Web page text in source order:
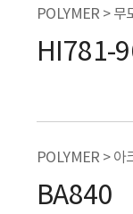
POLYMER >
HI781-
POLYMER > 아
BA840